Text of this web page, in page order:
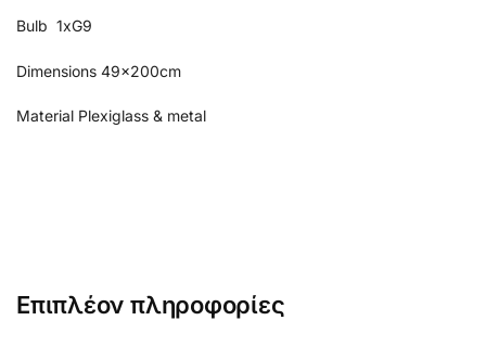
Bulb 1xG9
Dimensions 49x200cm
Material Plexiglass & metal
Επιπλέον πληροφορίες